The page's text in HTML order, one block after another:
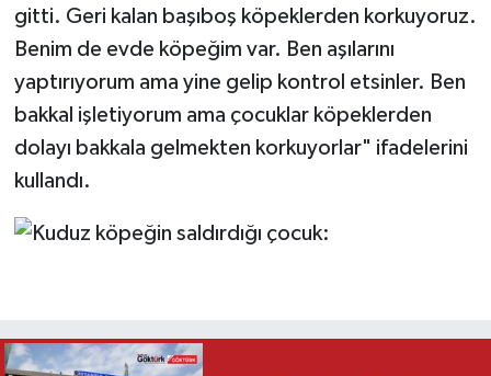
gitti. Geri kalan başıboş köpeklerden korkuyoruz.
Benim de evde köpeğim var. Ben aşılarını
yaptırıyorum ama yine gelip kontrol etsinler. Ben
bakkal işletiyorum ama çocuklar köpeklerden
dolayı bakkala gelmekten korkuyorlar" ifadelerini
kullandı.